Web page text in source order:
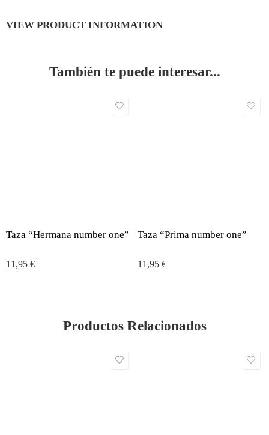
VIEW PRODUCT INFORMATION
También te puede interesar...
Taza “Hermana number one”
11,95 €
Taza “Prima number one”
11,95 €
Productos Relacionados